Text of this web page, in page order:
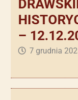
–
7 grudnia